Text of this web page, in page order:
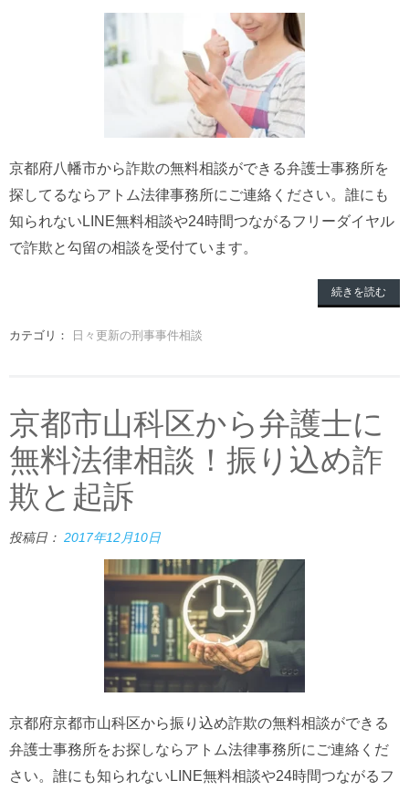
京都府八幡市から詐欺の無料相談ができる弁護士事務所を
探してるならアトム法律事務所にご連絡ください。誰にも
知られないLINE無料相談や24時間つながるフリーダイヤル
で詐欺と勾留の相談を受付ています。
続きを読む
カテゴリ： 日々更新の刑事事件相談
京都市山科区から弁護士に
無料法律相談！振り込め詐
欺と起訴
投稿日： 2017年12月10日
京都府京都市山科区から振り込め詐欺の無料相談ができる
弁護士事務所をお探しならアトム法律事務所にご連絡くだ
さい。誰にも知られないLINE無料相談や24時間つながるフ